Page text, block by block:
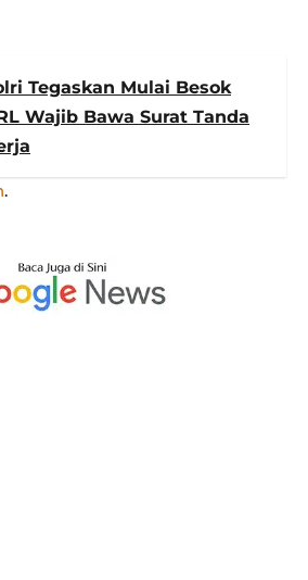
Tegaskan Mulai Besok
Wajib Bawa Surat Tanda
.